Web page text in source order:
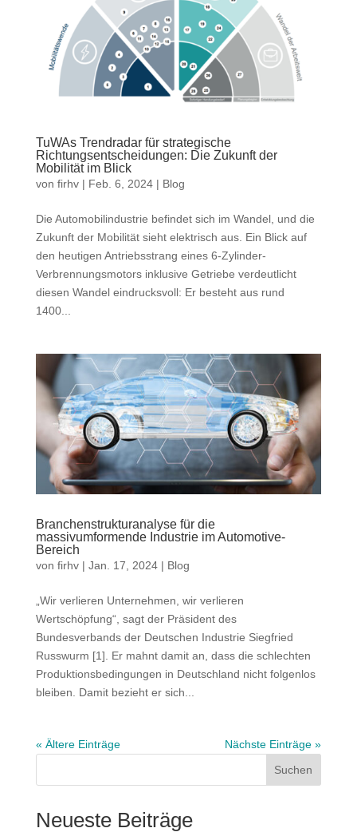
TuWAs Trendradar für strategische
Richtungsentscheidungen: Die Zukunft der
Mobilität im Blick
von firhv| Feb. 6, 2024| Blog
Die Automobilindustrie befindet sich im Wandel, und die
Zukunft der Mobilität sieht elektrisch aus. Ein Blick auf
den heutigen Antriebsstrang eines 6-Zylinder-
Verbrennungsmotors inklusive Getriebe verdeutlicht
diesen Wandel eindrucksvoll: Er besteht aus rund
1400...
Branchenstrukturanalyse für die
massivumformende Industrie im Automotive-
Bereich
von firhv| Jan. 17, 2024| Blog
„Wir verlieren Unternehmen, wir verlieren
Wertschöpfung“, sagt der Präsident des
Bundesverbands der Deutschen Industrie Siegfried
Russwurm [1]. Er mahnt damit an, dass die schlechten
Produktionsbedingungen in Deutschland nicht folgenlos
bleiben. Damit bezieht er sich...
« Ältere Einträge
Nächste Einträge »
Suchen
Neueste Beiträge